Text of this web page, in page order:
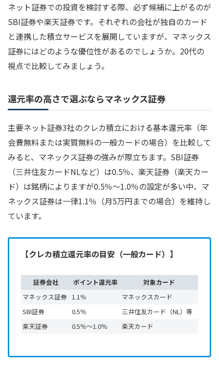
ネット証券での投資を検討する際、必ず候補に上がるのが
SBI証券や楽天証券です。それぞれの会社が独自のカード
と連携した積立サービスを展開していますが、マネックス
証券にはどのような優位性があるのでしょうか。20代の
視点で比較してみましょう。
還元率の高さで選ぶならマネックス証券
主要ネット証券3社のクレカ積立における基本還元率（年
会費無料または実質無料の一般カードの場合）を比較して
みると、マネックス証券の強みが際立ちます。SBI証券
（三井住友カードNLなど）は0.5％、楽天証券（楽天カー
ド）は銘柄によりますが0.5％〜1.0％の設定が多い中、マ
ネックス証券は一律1.1％（月5万円までの場合）を維持し
ています。
【クレカ積立還元率の目安（一般カード）】
証券会社 ポイント還元率
対象カード
マネックス証券 1.1％
マネックスカード
SBI証券
0.5％
三井住友カード（NL）等
楽天証券
0.5％〜1.0％ 楽天カード